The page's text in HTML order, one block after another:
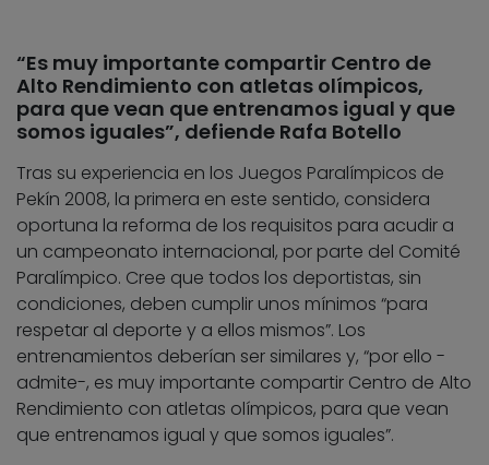
“Es muy importante compartir Centro de
Alto Rendimiento con atletas olímpicos,
para que vean que entrenamos igual y que
somos iguales”, defiende Rafa Botello
Tras su experiencia en los Juegos Paralímpicos de
Pekín 2008, la primera en este sentido, considera
oportuna la reforma de los requisitos para acudir a
un campeonato internacional, por parte del Comité
Paralímpico. Cree que todos los deportistas, sin
condiciones, deben cumplir unos mínimos “para
respetar al deporte y a ellos mismos”. Los
entrenamientos deberían ser similares y, “por ello -
admite-, es muy importante compartir Centro de Alto
Rendimiento con atletas olímpicos, para que vean
que entrenamos igual y que somos iguales”.